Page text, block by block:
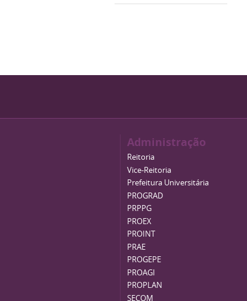
Administração
Reitoria
Vice-Reitoria
Prefeitura Universitária
PROGRAD
PRPPG
PROEX
PROINT
PRAE
PROGEPE
PROAGI
PROPLAN
SECOM